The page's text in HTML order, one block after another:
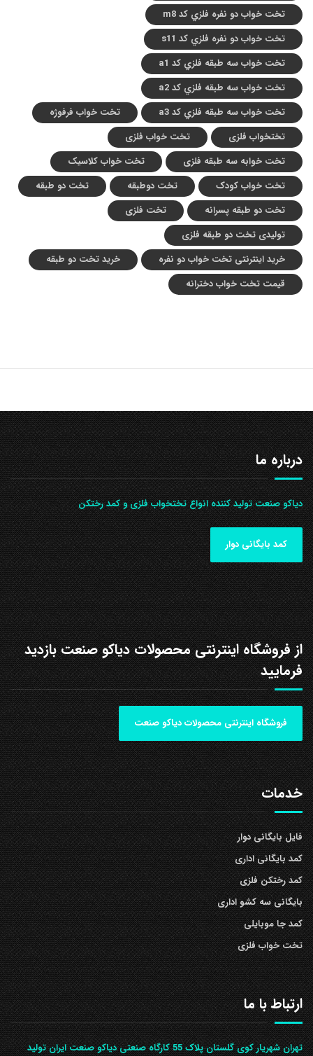
تخت خواب دو نفره فلزي کد m8
تخت خواب دو نفره فلزي کد s11
تخت خواب سه طبقه فلزي کد a1
تخت خواب سه طبقه فلزي کد a2
تخت خواب سه طبقه فلزي کد a3
تخت خواب فرفوژه
تختخواب فلزی
تخت خواب فلزی
تخت خوابه سه طبقه فلزی
تخت خواب کلاسیک
تخت خواب کودک
تخت دوطبقه
تخت دو طبقه
تخت دو طبقه پسرانه
تخت فلزی
تولیدی تخت دو طبقه فلزی
خرید اینترنتی تخت خواب دو نفره
خرید تخت دو طبقه
قیمت تخت خواب دخترانه
درباره ما
دیاکو صنعت تولید کننده انواع تختخواب فلزی و کمد رختکن
کمد بایگانی دوار
از فروشگاه اینترنتی محصولات دیاکو صنعت بازدید
فرمایید
فروشگاه اینترنتی محصولات دیاکو صنعت
خدمات
فایل بایگانی دوار
کمد بایگانی اداری
کمد رختکن فلزی
بایگانی سه کشو اداری
کمد جا موبایلی
تخت خواب فلزی
ارتباط با ما
تهران شهریار کوی گلستان پلاک 55 کارگاه صنعتی دیاکو صنعت ایران تولید